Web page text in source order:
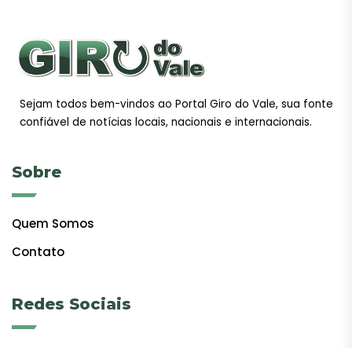
Sejam todos bem-vindos ao Portal Giro do Vale, sua fonte
confiável de notícias locais, nacionais e internacionais.
Sobre
Quem Somos
Contato
Redes Sociais